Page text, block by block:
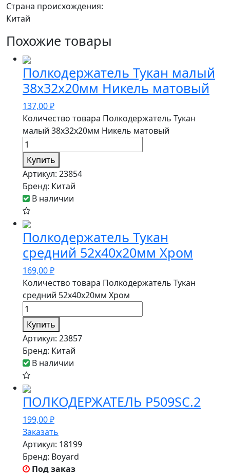
Страна происхождения:
Китай
Похожие товары
Полкодержатель Тукан малый
38х32х20мм Никель матовый
137,00₽
Количество товара Полкодержатель Тукан
малый 38х32х20мм Никель матовый
Купить
Артикул: 23854
Бренд: Китай
В наличии
Полкодержатель Тукан
средний 52х40х20мм Хром
169,00₽
Количество товара Полкодержатель Тукан
средний 52х40х20мм Хром
Купить
Артикул: 23857
Бренд: Китай
В наличии
ПОЛКОДЕРЖАТЕЛЬ P509SC.2
199,00₽
Заказать
Артикул: 18199
Бренд: Boyard
Под заказ